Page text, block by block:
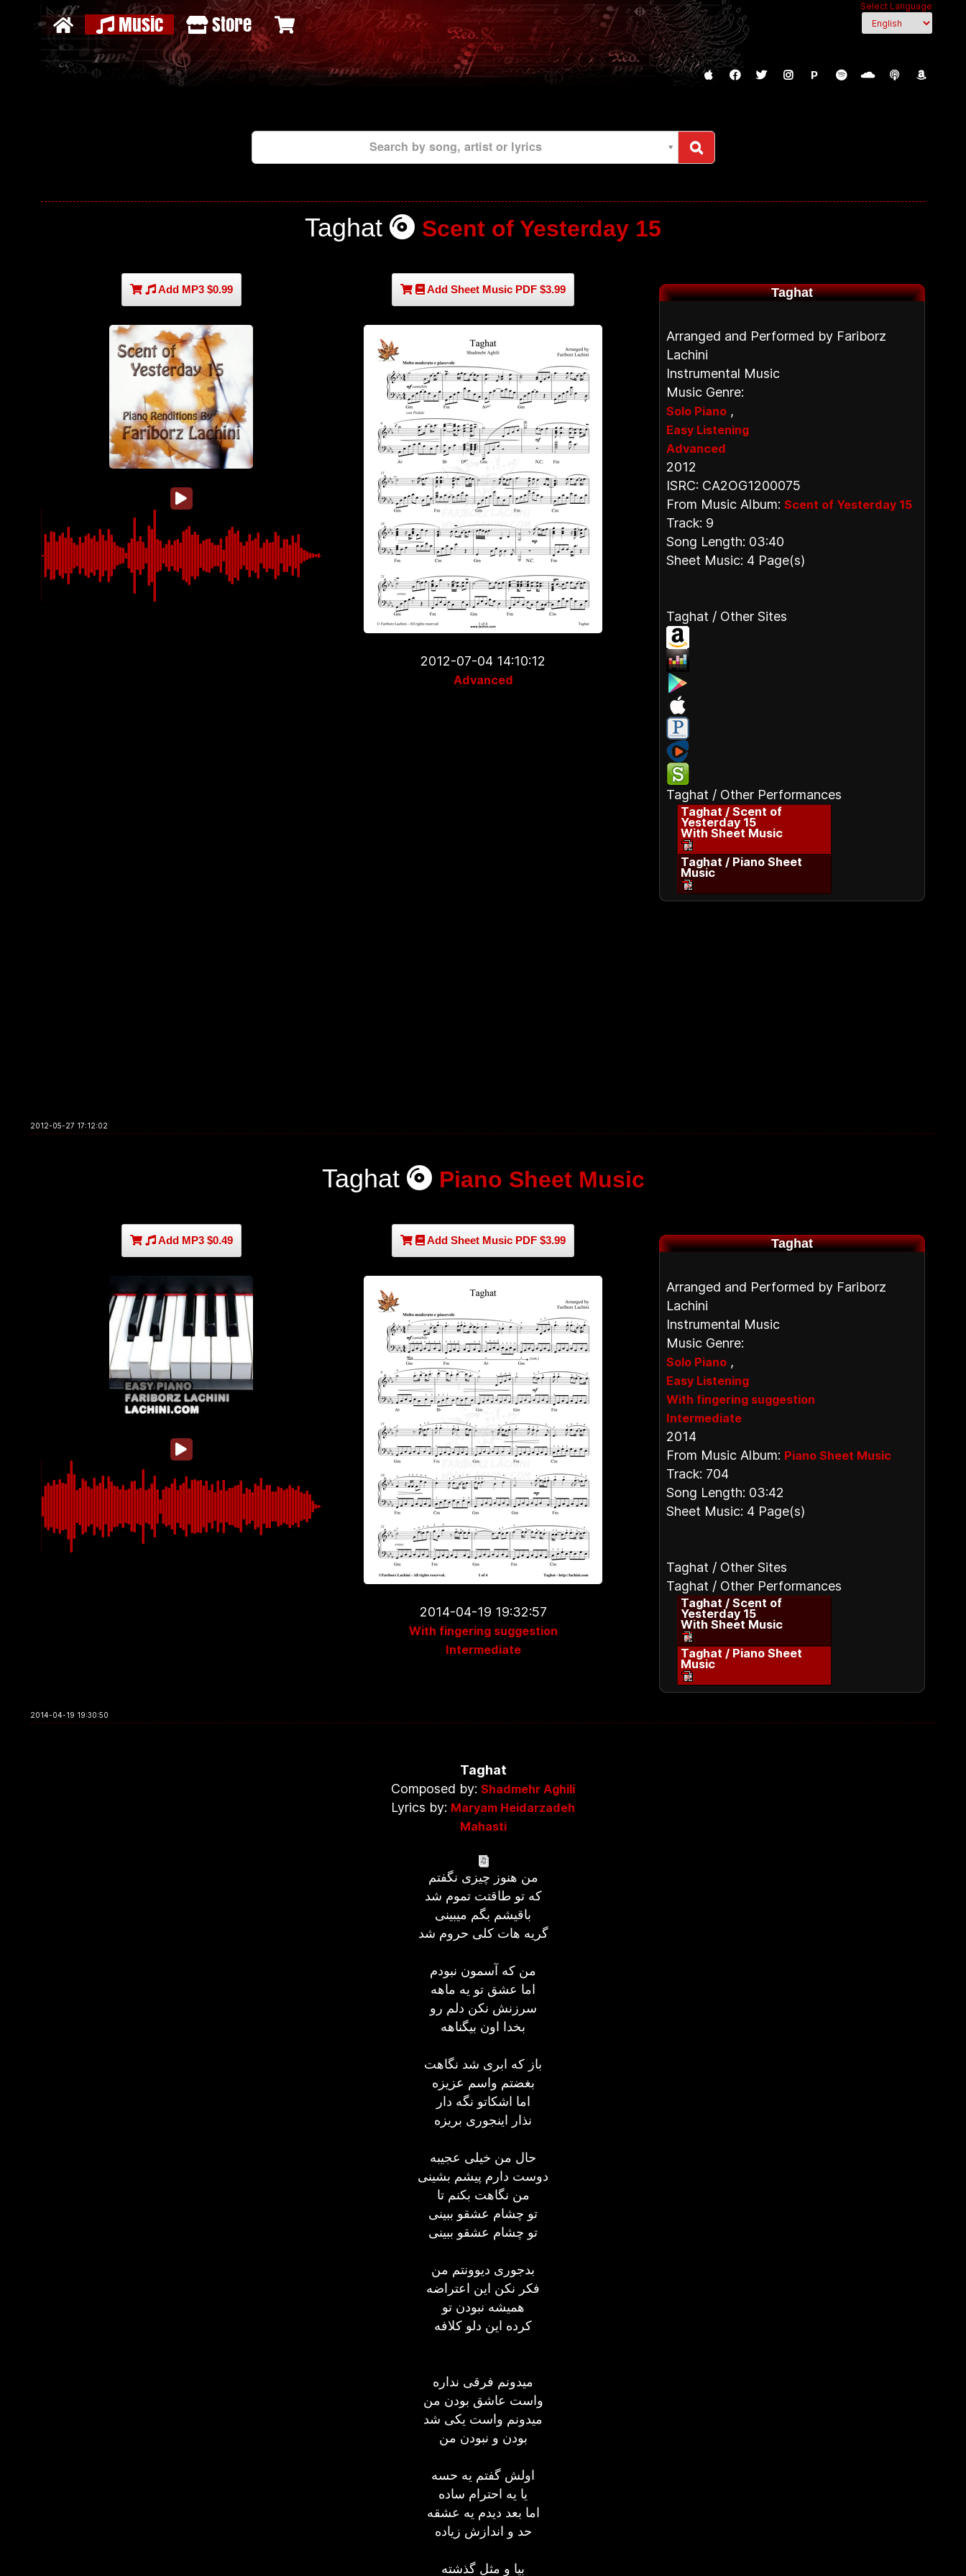
Select Language
Music Store
P
Search by song, artist or lyrics
Taghat Scent of Yesterday 15
Add MP3 $0.99 Add Sheet Music PDF $3.99
2012-07-04 14:10:12
Advanced
Taghat
Arranged and Performed by Fariborz
Lachini
Instrumental Music
Music Genre:
Solo Piano ,
Easy Listening
Advanced
2012
ISRC: CA2OG1200075
From Music Album: Scent of Yesterday 15
Track: 9
Song Length: 03:40
Sheet Music: 4 Page(s)
Taghat / Other Sites
Taghat / Other Performances
Taghat / Scent of
Yesterday 15
With Sheet Music
Taghat / Piano Sheet
Music
2012-05-27 17:12:02
Taghat Piano Sheet Music
Add MP3 $0.49 Add Sheet Music PDF $3.99
2014-04-19 19:32:57
With fingering suggestion
Intermediate
Taghat
Arranged and Performed by Fariborz
Lachini
Instrumental Music
Music Genre:
Solo Piano ,
Easy Listening
With fingering suggestion
Intermediate
2014
From Music Album: Piano Sheet Music
Track: 704
Song Length: 03:42
Sheet Music: 4 Page(s)
Taghat / Other Sites
Taghat / Other Performances
Taghat / Scent of
Yesterday 15
With Sheet Music
Taghat / Piano Sheet
Music
2014-04-19 19:30:50
Taghat
Composed by: Shadmehr Aghili
Lyrics by: Maryam Heidarzadeh
Mahasti
من هنوز چیزی نگفتم
که تو طاقتت تموم شد
باقیشم بگم میبینی
گریه هات کلی حروم شد
من که آسمون نبودم
اما عشق تو یه ماهه
سرزنش نکن دلم رو
بخدا اون بیگناهه
باز که ابری شد نگاهت
بغضتم واسم عزیزه
اما اشکاتو نگه دار
نذار اینجوری بریزه
حال من خیلی عجیبه
دوست دارم پیشم بشینی
من نگاهت بکنم تا
تو چشام عشقو ببینی
تو چشام عشقو ببینی
بدجوری دیوونتم من
فکر نکن این اعتراضه
همیشه نبودن تو
کرده این دلو کلافه
میدونم فرقی نداره
واست عاشق بودن من
میدونم واست یکی شد
بودن و نبودن من
اولش گفتم یه حسه
یا یه احترام ساده
اما بعد دیدم یه عشقه
حد و اندازش زیاده
بیا و مثل گذشته